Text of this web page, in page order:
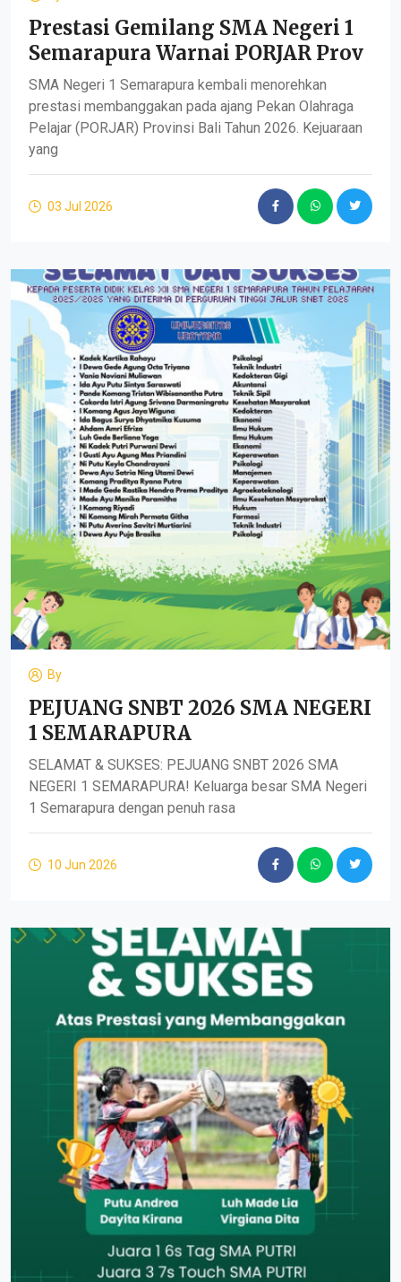
Prestasi Gemilang SMA Negeri 1
Semarapura Warnai PORJAR Prov
SMA Negeri 1 Semarapura kembali menorehkan
prestasi membanggakan pada ajang Pekan Olahraga
Pelajar (PORJAR) Provinsi Bali Tahun 2026. Kejuaraan
yang
03 Jul 2026
By
PEJUANG SNBT 2026 SMA NEGERI
1 SEMARAPURA
SELAMAT & SUKSES: PEJUANG SNBT 2026 SMA
NEGERI 1 SEMARAPURA! Keluarga besar SMA Negeri
1 Semarapura dengan penuh rasa
10 Jun 2026